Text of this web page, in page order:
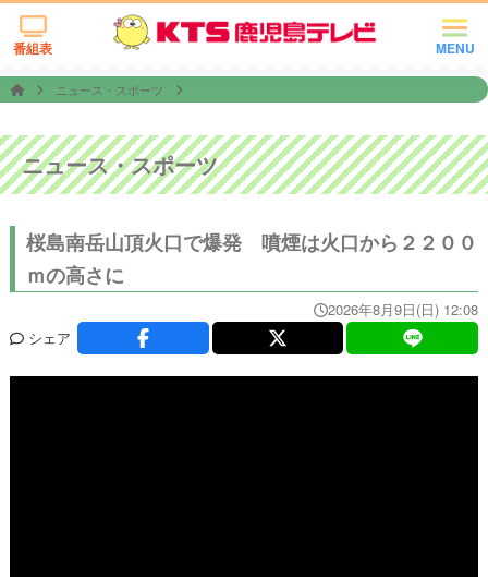
MENU
番組表
ニュース・スポーツ
ニュース・スポーツ
桜島南岳山頂火口で爆発 噴煙は火口から２２００
ｍの高さに
2026年8月9日(日) 12:08
シェア